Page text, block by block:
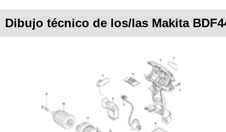
Dibujo técnico de los/las Makita